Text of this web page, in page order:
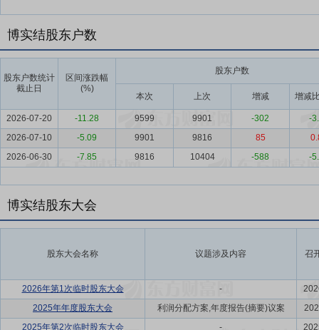
博实结股东户数
股东户数统计
截止日
区间涨跌幅
(%)
股东户数
本次 上次 增减 增减
2026-07-20 -11.28 9599 9901 -302
-
2026-07-10
-5.09 9901 9816 85
2026-06-30
-7.85 9816 10404 -588 -
博实结股东大会
股东大会名称 议题涉及内容 召
2026年第1次临时股东大会 -
2025年年度股东大会
利润分配方案,年度报告(摘要)议案
2025年第2次临时股东大会
-